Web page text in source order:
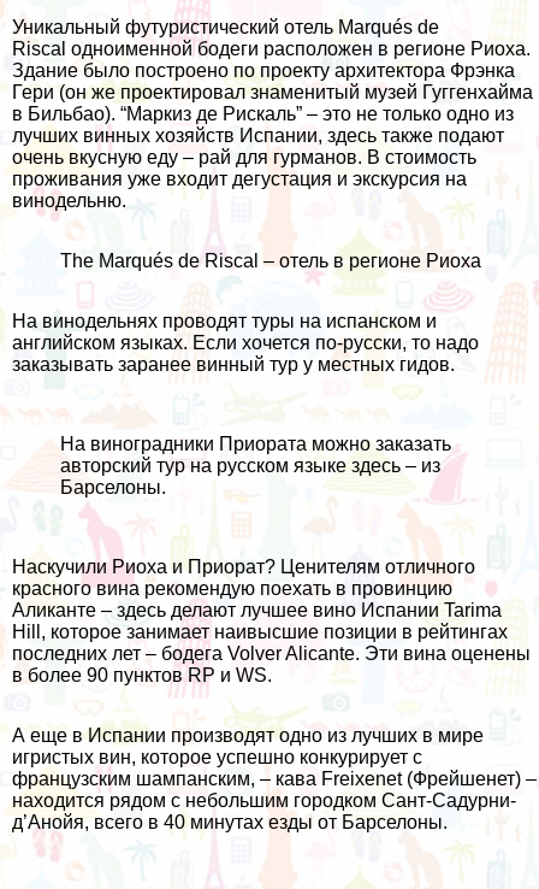
Уникальный футуристический отель Marqués de
Riscal одноименной бодеги расположен в регионе Риоха.
Здание было построено по проекту архитектора Фрэнка
Гери (он же проектировал знаменитый музей Гуггенхайма
в Бильбао). “Маркиз де Рискаль” – это не только одно из
лучших винных хозяйств Испании, здесь также подают
очень вкусную еду – рай для гурманов. В стоимость
проживания уже входит дегустация и экскурсия на
винодельню.
The Marqués de Riscal – отель в регионе Риоха
На винодельнях проводят туры на испанском и
английском языках. Если хочется по-русски, то надо
заказывать заранее винный тур у местных гидов.
На виноградники Приората можно заказать
авторский тур на русском языкездесь – из
Барселоны.
Наскучили Риоха и Приорат? Ценителям отличного
красного вина рекомендую поехать в провинцию
Аликанте – здесь делают лучшее вино Испании Tarima
Hill, которое занимает наивысшие позиции в рейтингах
последних лет – бодега Volver Alicante. Эти вина оценены
в более 90 пунктов RP и WS.
А еще в Испании производят одно из лучших в мире
игристых вин, которое успешно конкурирует с
французским шампанским, – кава Freixеnet (Фрейшенет) –
находится рядом с небольшим городком Сант-Садурни-
д’Анойя, всего в 40 минутах езды от Барселоны.